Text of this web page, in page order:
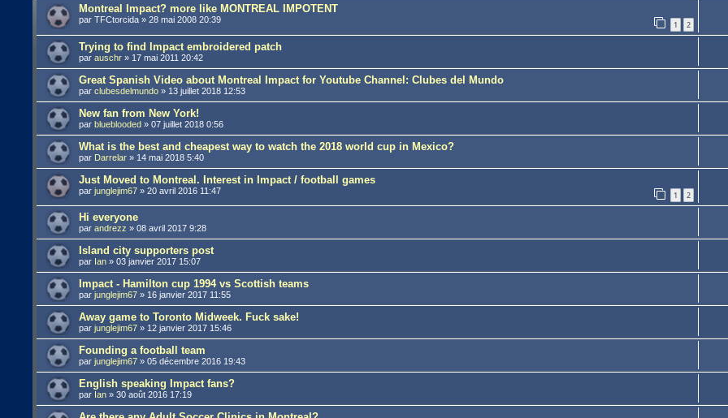
Montreal Impact? more like MONTREAL IMPOTENT
parTFCtorcida »28 mai 2008 20:39 1 2
Trying to find Impact embroidered patch
parauschr » 17 mai 2011 20:42
Great Spanish Video about Montreal Impact for Youtube Channel: Clubes del Mundo
parclubesdelmundo » 13 juillet 2018 12:53
New fan from New York!
parblueblooded »07 juillet 2018 0:56
What is the best and cheapest way to watch the 2018 world cup in Mexico?
par Darrelar » 14 mai 2018 5:40
Just Moved to Montreal. Interest in Impact / football games
parjunglejim67 »20 avril 2016 11:47 1 2
Hi everyone
parandrezz »08 avril 2017 9:28
Island city supporters post
par Ian »03 janvier 2017 15:07
Impact - Hamilton cup 1994 vs Scottish teams
parjunglejim67 » 16 janvier 2017 11:55
Away game to Toronto Midweek. Fuck sake!
parjunglejim67 » 12 janvier 2017 15:46
Founding a football team
parjunglejim67 »05 décembre 2016 19:43
English speaking Impact fans?
par Ian »30 août 2016 17:19